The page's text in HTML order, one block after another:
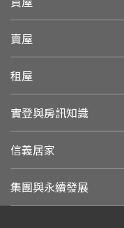
賣屋
租屋
實登與房訊知識
信義居家
集團與永續發展